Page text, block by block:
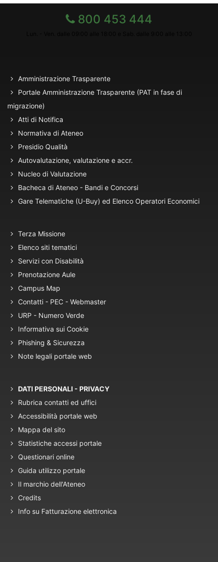
800 453 444
Amministrazione Trasparente
Portale Amministrazione Trasparente (PAT in fase di
migrazione)
Atti di Notifica
Normativa di Ateneo
Presidio Qualità
Autovalutazione, valutazione e accr.
Nucleo di Valutazione
Bacheca di Ateneo - Bandi e Concorsi
Gare Telematiche (U-Buy) ed Elenco Operatori Economici
Terza Missione
Elenco siti tematici
Servizi con Disabilità
Prenotazione Aule
Campus Map
Contatti - PEC - Webmaster
URP - Numero Verde
Informativa sui Cookie
Phishing & Sicurezza
Note legali portale web
DATI PERSONALI - PRIVACY
Rubrica contatti ed uffici
Accessibilità portale web
Mappa del sito
Statistiche accessi portale
Questionari online
Guida utilizzo portale
Il marchio dell'Ateneo
Credits
Info su Fatturazione elettronica